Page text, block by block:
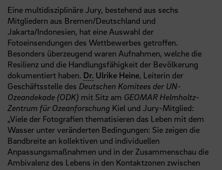
Eine multidisziplinäre Jury, bestehend aus sechs
Mitgliedern aus Bremen/Deutschland und
Jakarta/Indonesien, hat eine Auswahl der
Fotoeinsendungen des Wettbewerbes getroffen.
Besonders überzeugend waren Aufnahmen, welche die
Resilienz und die Handlungsfähigkeit der Bevölkerung
dokumentiert haben. Dr. Ulrike Heine, Leiterin der
Geschäftsstelle des Deutschen Komitees der UN-
Ozeandekade (ODK) mit Sitz am GEOMAR Helmholtz-
Zentrum für Ozeanforschung Kiel und Jury-Mitglied:
„Viele der Fotografien thematisieren das Leben mit dem
Wasser unter veränderten Bedingungen: Sie zeigen die
Bandbreite an kollektiven und individuellen
Anpassungsmaßnahmen und in der Zusammenschau die
Ambivalenz des Lebens in den Kontaktzonen zwischen